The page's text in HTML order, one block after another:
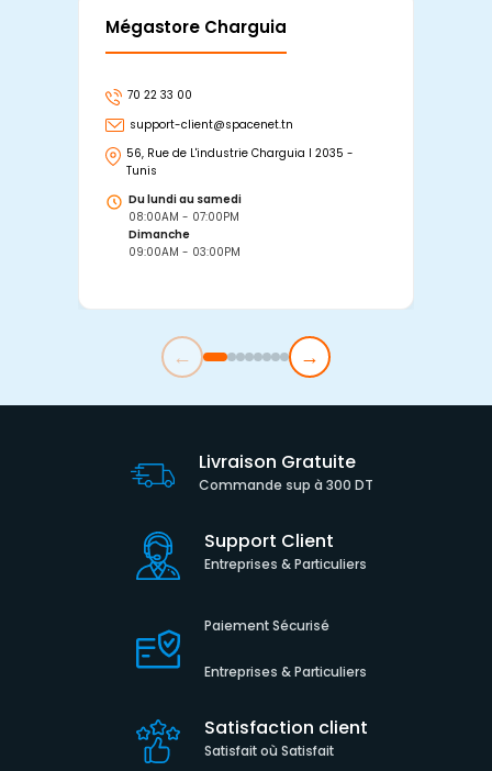
Mégastore Charguia
70 22 33 00
support-client@spacenet.tn
56, Rue de L'industrie Charguia I 2035 -
Tunis
Du lundi au samedi
08:00AM - 07:00PM
Dimanche
09:00AM - 03:00PM
← →
Livraison Gratuite
Commande sup à 300 DT
Support Client
Entreprises & Particuliers
Paiement Sécurisé
Entreprises & Particuliers
Satisfaction client
Satisfait où Satisfait